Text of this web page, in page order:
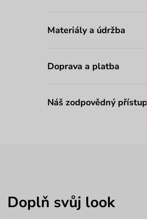
Materiály a údržba
Doprava a platba
Náš zodpovědný přístup
Doplň svůj look